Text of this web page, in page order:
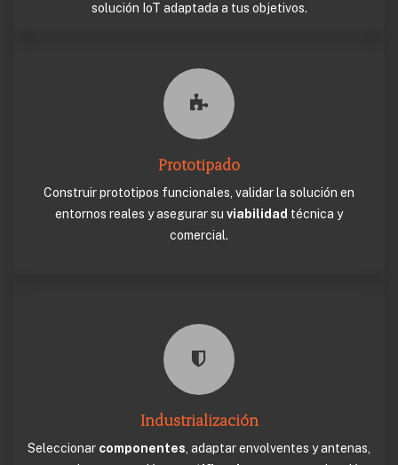
solución IoT adaptada a tus objetivos.
Prototipado
Construir prototipos funcionales, validar la solución en
entornos reales y asegurar su viabilidad técnica y
comercial.
Industrialización
Seleccionar componentes, adaptar envolventes y antenas,